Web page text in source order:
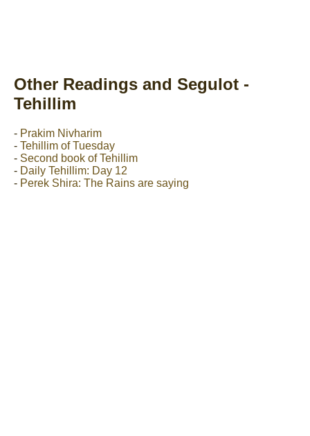
Other Readings and Segulot -
Tehillim
- Prakim Nivharim
- Tehillim of Tuesday
- Second book of Tehillim
- Daily Tehillim: Day 12
- Perek Shira: The Rains are saying